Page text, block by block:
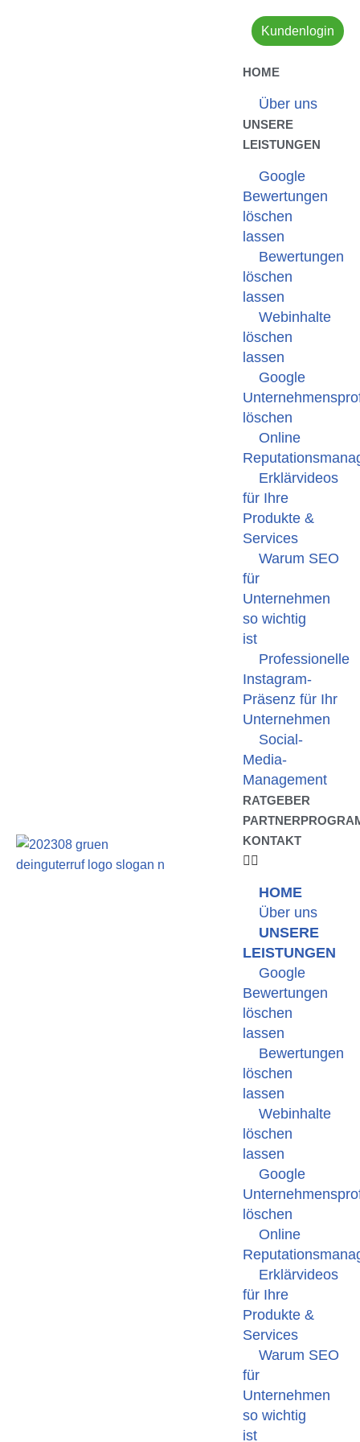
Kundenlogin
HOME
Über uns
UNSERE
LEISTUNGEN
Google
Bewertungen
löschen
lassen
Bewertungen
löschen
lassen
Webinhalte
löschen
lassen
Google
löschen
Online
Erklärvideos
für Ihre
Produkte &
Services
Warum SEO
für
Unternehmen
so wichtig
ist
Professionelle
Instagram-
Präsenz für Ihr
Unternehmen
Social-
Media-
Management
RATGEBER
KONTAKT
HOME
Über uns
UNSERE
LEISTUNGEN
Google
Bewertungen
löschen
lassen
Bewertungen
löschen
lassen
Webinhalte
löschen
lassen
Google
löschen
Online
Erklärvideos
für Ihre
Produkte &
Services
Warum SEO
für
Unternehmen
so wichtig
ist